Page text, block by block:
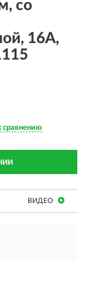
со
16А,
сравнению
ВИДЕО